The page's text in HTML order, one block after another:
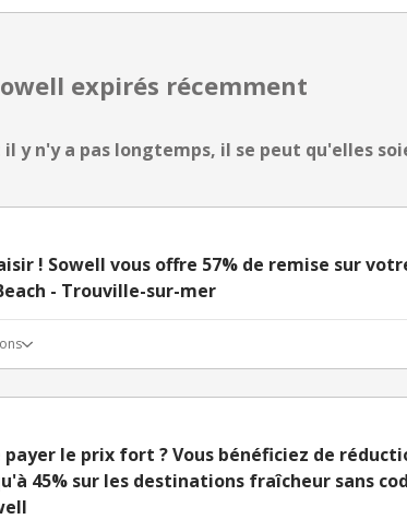
expirés récemment
y n'y a pas longtemps, il se peut qu'elles
! Sowell vous offre 57% de remise sur
- Trouville-sur-mer
payer le prix fort ? Vous bénéficiez de
45% sur les destinations fraîcheur sans